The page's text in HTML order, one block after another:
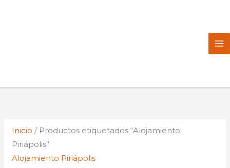
Inicio / Productos etiquetados “Alojamiento
Piriápolis”
Alojamiento Piriápolis